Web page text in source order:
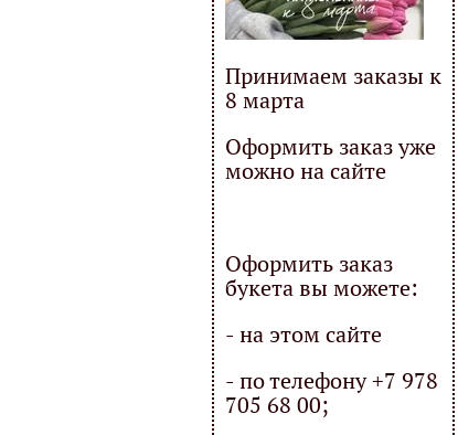
Принимаем заказы к
8 марта
Оформить заказ уже
можно на сайте
Оформить заказ
букета вы можете:
- на этом сайте
- по телефону +7 978
705 68 00;